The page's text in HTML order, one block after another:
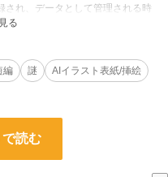
され、データとして管理される時
た。
の記録を読み解く探偵だ。
と繋がっている。
察”することで真実を解き明かす―
編 謎
AIイラスト表紙/挿絵
読む